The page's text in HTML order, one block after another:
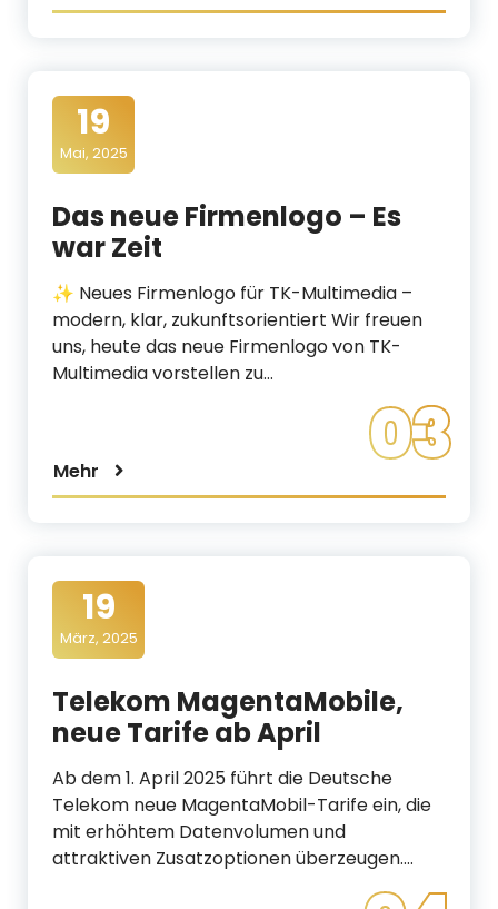
19
Mai, 2025
Das neue Firmenlogo – Es
war Zeit
✨ Neues Firmenlogo für TK-Multimedia –
modern, klar, zukunftsorientiert Wir freuen
uns, heute das neue Firmenlogo von TK-
Multimedia vorstellen zu…
Mehr 03
19
März, 2025
Telekom MagentaMobile,
neue Tarife ab April
Ab dem 1. April 2025 führt die Deutsche
Telekom neue MagentaMobil-Tarife ein, die
mit erhöhtem Datenvolumen und
attraktiven Zusatzoptionen überzeugen.…